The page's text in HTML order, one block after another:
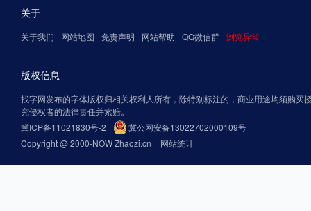
关于
关于我们 网站地图 免责声明 网站帮助 QQ微信群 浏览异常
版权信息
找字网发布的字体版权归相关权利人所有，除特别标注的，商业用途均须购买
究侵权者的法律责任并索赔。
冀ICP备11021830号-2
冀公网安备13022702000109号
Copyright @ 2000-NOW Zhaozi.cn
网站统计